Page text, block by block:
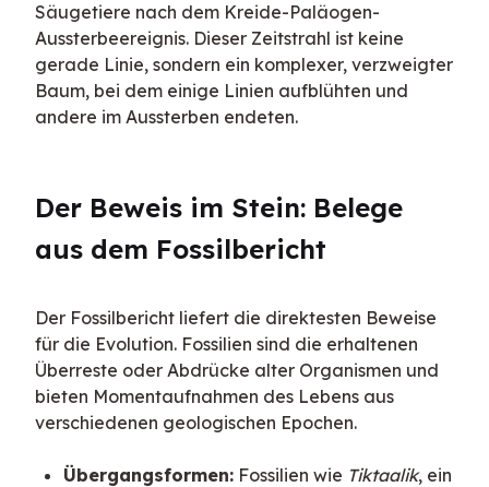
Säugetiere nach dem Kreide-Paläogen-
Aussterbeereignis. Dieser Zeitstrahl ist keine
gerade Linie, sondern ein komplexer, verzweigter
Baum, bei dem einige Linien aufblühten und
andere im Aussterben endeten.
Der Beweis im Stein: Belege
aus dem Fossilbericht
Der Fossilbericht liefert die direktesten Beweise
für die Evolution. Fossilien sind die erhaltenen
Überreste oder Abdrücke alter Organismen und
bieten Momentaufnahmen des Lebens aus
verschiedenen geologischen Epochen.
Übergangsformen: Fossilien wie Tiktaalik, ein